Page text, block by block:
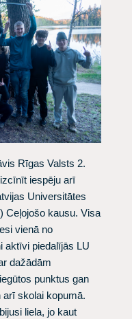
Rīgas Valsts 2.
iespēju arī
Universitātes
Ceļojošo kausu. Visa
vienā no
aktīvi piedalījās LU
dažādām
punktus gan
skolai kopumā.
liela, jo kaut